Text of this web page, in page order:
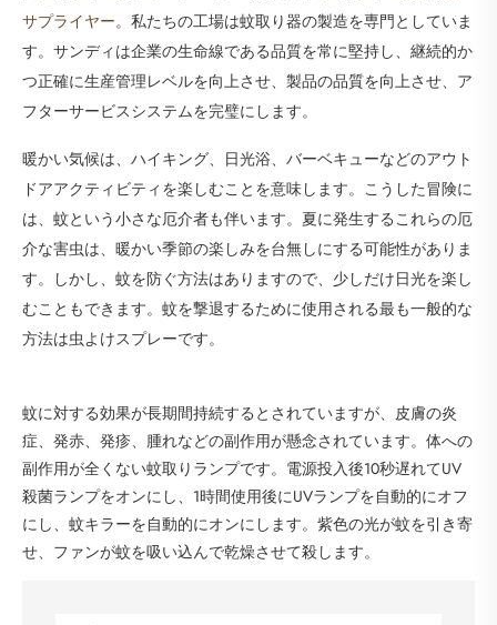
サプライヤー。私たちの工場は蚊取り器の製造を専門としていま
す。サンディは企業の生命線である品質を常に堅持し、継続的か
つ正確に生産管理レベルを向上させ、製品の品質を向上させ、ア
フターサービスシステムを完璧にします。
暖かい気候は、ハイキング、日光浴、バーベキューなどのアウト
ドアアクティビティを楽しむことを意味します。こうした冒険に
は、蚊という小さな厄介者も伴います。夏に発生するこれらの厄
介な害虫は、暖かい季節の楽しみを台無しにする可能性がありま
す。しかし、蚊を防ぐ方法はありますので、少しだけ日光を楽し
むこともできます。蚊を撃退するために使用される最も一般的な
方法は虫よけスプレーです。
蚊に対する効果が長期間持続するとされていますが、皮膚の炎
症、発赤、発疹、腫れなどの副作用が懸念されています。体への
副作用が全くない蚊取りランプです。電源投入後10秒遅れてUV
殺菌ランプをオンにし、1時間使用後にUVランプを自動的にオフ
にし、蚊キラーを自動的にオンにします。紫色の光が蚊を引き寄
せ、ファンが蚊を吸い込んで乾燥させて殺します。